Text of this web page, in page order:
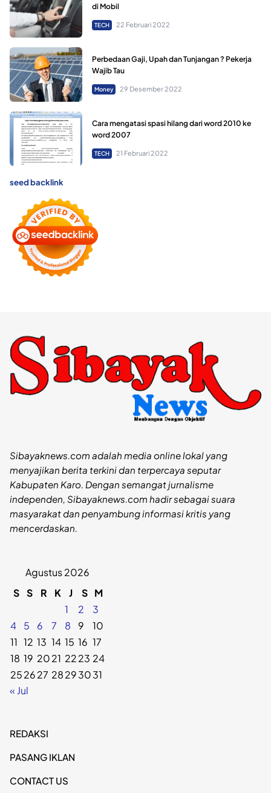
di Mobil
TECH 22 Februari 2022
Perbedaan Gaji, Upah dan Tunjangan ? Pekerja
Wajib Tau
Money 29 Desember 2022
Cara mengatasi spasi hilang dari word 2010 ke
word 2007
TECH 21 Februari 2022
seed backlink
Sibayaknews.com adalah media online lokal yang
menyajikan berita terkini dan terpercaya seputar
Kabupaten Karo. Dengan semangat jurnalisme
independen, Sibayaknews.com hadir sebagai suara
masyarakat dan penyambung informasi kritis yang
mencerdaskan.
Agustus 2026
S S R K J S M
1
2
3
4
5 6 7 8 9
10
11 12 13 14 15 16 17
18 19 2021 2223 24
252627 28293031
« Jul
REDAKSI
PASANG IKLAN
CONTACT US